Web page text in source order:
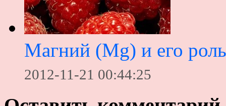
Магний (Mg) и его
2012-11-21 00:44:25